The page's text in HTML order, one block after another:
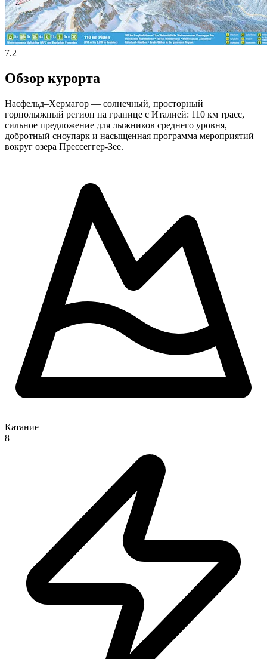
7.2
Обзор курорта
Насфельд–Хермагор — солнечный, просторный
горнолыжный регион на границе с Италией: 110 км трасс,
сильное предложение для лыжников среднего уровня,
добротный сноупарк и насыщенная программа мероприятий
вокруг озера Прессеггер-Зее.
Катание
8